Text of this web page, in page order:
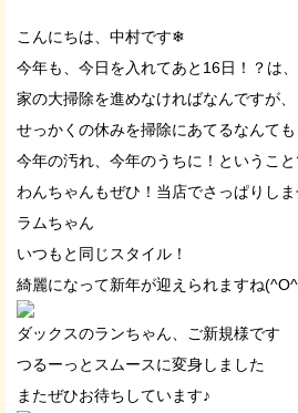
こんにちは、中村です❄
今年も、今日を入れてあと16日！？は
家の大掃除を進めなければなんですが、
せっかくの休みを掃除にあてるなんて
今年の汚れ、今年のうちに！というこ
わんちゃんもぜひ！当店でさっぱりし
ラムちゃん
いつもと同じスタイル！
綺麗になって新年が迎えられますね
ダックスのランちゃん、ご新規様です
つるーっとスムースに変身しました
またぜひお待ちしています♪